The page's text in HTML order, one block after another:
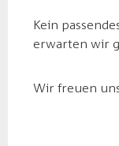
Kein
erwarten wir
Wir freuen